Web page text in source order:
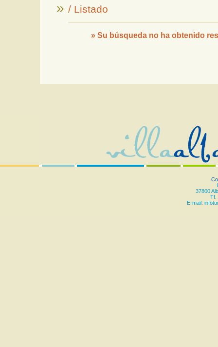
» / Listado
» Su búsqueda no ha obtenido
37800
Tf.
E-mail: